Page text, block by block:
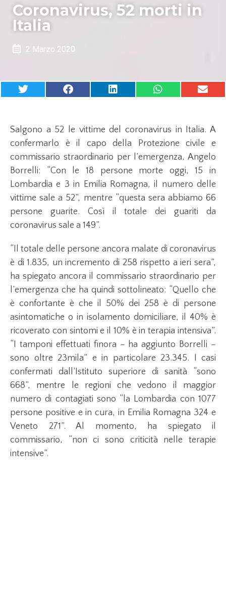
Coronavirus, 52 morti in
Italia
2 Marzo 2020
Salgono a 52 le vittime del coronavirus in Italia. A
confermarlo è il capo della Protezione civile e
commissario straordinario per l’emergenza, Angelo
Borrelli: “Con le 18 persone morte oggi, 15 in
Lombardia e 3 in Emilia Romagna, il numero delle
vittime sale a 52”, mentre “questa sera abbiamo 66
persone guarite. Così il totale dei guariti da
coronavirus sale a 149”.
“Il totale delle persone ancora malate di coronavirus
è di 1.835, un incremento di 258 rispetto a ieri sera”,
ha spiegato ancora il commissario straordinario per
l’emergenza che ha quindi sottolineato: “Quello che
è confortante è che il 50% dei 258 è di persone
asintomatiche o in isolamento domiciliare, il 40% è
ricoverato con sintomi e il 10% è in terapia intensiva”.
“I tamponi effettuati finora – ha aggiunto Borrelli –
sono oltre 23mila” e in particolare 23.345. I casi
confermati dall’Istituto superiore di sanità “sono
668”, mentre le regioni che vedono il maggior
numero di contagiati sono “la Lombardia con 1077
persone positive e in cura, in Emilia Romagna 324 e
Veneto 271”. Al momento, ha spiegato il
commissario, “non ci sono criticità nelle terapie
intensive”.